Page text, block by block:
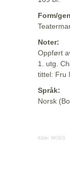
Form/
Noter:
Oppført
1. utg.
tittel: Fru
Språk:
Norsk
Kilde: MODS